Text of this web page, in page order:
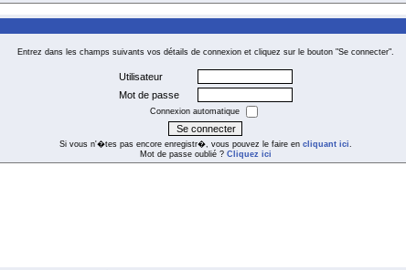
Entrez dans les champs suivants vos détails de connexion et cliquez sur le bouton "Se connecter".
Utilisateur
Mot de passe
Connexion automatique
Si vous n'�tes pas encore enregistr�, vous pouvez le faire en cliquant ici.
Mot de passe oublié ? Cliquez ici